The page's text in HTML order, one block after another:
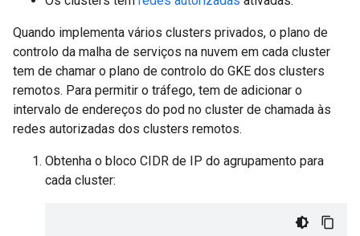
Quando implementa vários clusters privados, o plano de
controlo da malha de serviços na nuvem em cada cluster
tem de chamar o plano de controlo do GKE dos clusters
remotos. Para permitir o tráfego, tem de adicionar o
intervalo de endereços do pod no cluster de chamada às
redes autorizadas dos clusters remotos.
Obtenha o bloco CIDR de IP do agrupamento para
cada cluster: